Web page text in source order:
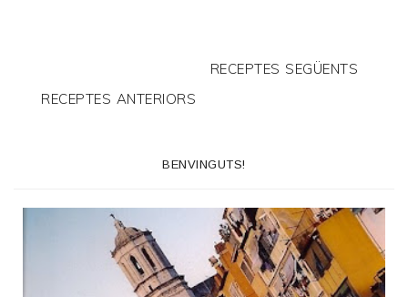
RECEPTES SEGÜENTS
RECEPTES ANTERIORS
BENVINGUTS!